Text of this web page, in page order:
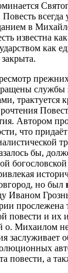
в
известна
Автором
что
бы,
но был
Иваном
и их
Михаилом
повести, а